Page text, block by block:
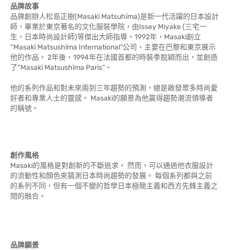
品牌故事
品牌創辦人松島正樹(Masakï Matsuhïma)是新一代活躍的日本設計
師，畢業於東京著名的文化服裝學院，由Issey Miyake (三宅一
生，日本時尚設計師)等傑出大師指導。1992年，Masaki創立
“Masakï Matsushïma International”公司，主要在巴黎和東京展示
他的作品。 2年後，1994年在法國首都的時裝季脫穎而出，並創造
了“Masakï Matsushïma Paris”。
他的系列作品和對未來兩到三年趨勢的預測，總是啟發眾多時尚愛
好者和專業人士的靈感。 Masakï的願景為他贏得趨勢潮流領導者
的稱號。
創作風格
Masaki的風格是對創新的不斷追求。 然而，可以通過他衣服設計
的流動性和顏色來猜測日本時尚趨勢的發展。 每個系列都與之前
的系列不同，但有一個不變的哲學日本極簡主義和西方先鋒主義之
間的融合。
品牌願景